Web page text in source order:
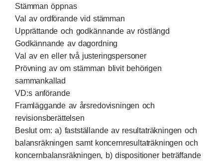
Stämman öppnas
Val av ordförande vid stämman
Upprättande och godkännande av röstlängd
Godkännande av dagordning
Val av en eller två justeringspersoner
Prövning av om stämman blivit behörigen
sammankallad
VD:s anförande
Framläggande av årsredovisningen och
revisionsberättelsen
Beslut om: a) fastställande av resultaträkningen och
balansräkningen samt koncernresultaträkningen och
koncernbalansräkningen, b) dispositioner beträffande